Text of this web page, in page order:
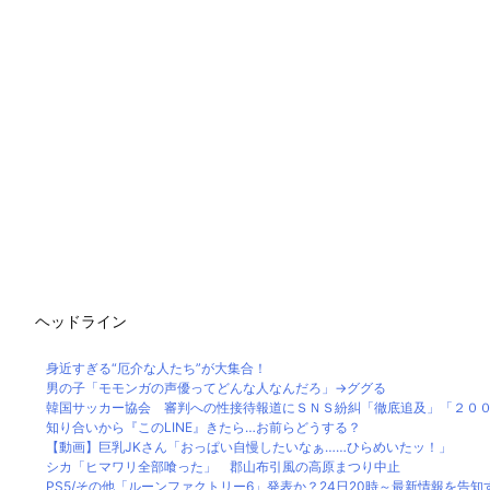
ヘッドライン
身近すぎる“厄介な人たち”が大集合！
男の子「モモンガの声優ってどんな人なんだろ」→ググる
韓国サッカー協会 審判への性接待報道にＳＮＳ紛糾「徹底追及」「２０
知り合いから『このLINE』きたら…お前らどうする？
【動画】巨乳JKさん「おっぱい自慢したいなぁ……ひらめいたッ！」
シカ「ヒマワリ全部喰った」 郡山布引風の高原まつり中止
PS5/その他「ルーンファクトリー6」発表か？24日20時～最新情報を告知